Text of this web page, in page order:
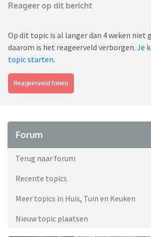
Reageer op dit bericht
Op dit topic is al langer dan 4 weken niet
daarom is het reageerveld verborgen. Je
topic starten.
Reageerveld tonen
Forum
Terug naar forum
Recente topics
Meer topics in Huis, Tuin en Keuken
Nieuw topic plaatsen